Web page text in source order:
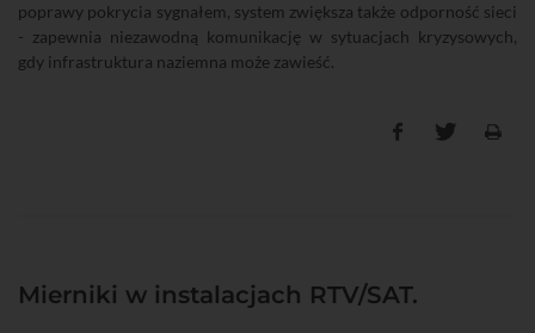
poprawy pokrycia sygnałem, system zwiększa także odporność sieci
- zapewnia niezawodną komunikację w sytuacjach kryzysowych,
gdy infrastruktura naziemna może zawieść.
Mierniki w instalacjach RTV/SAT.